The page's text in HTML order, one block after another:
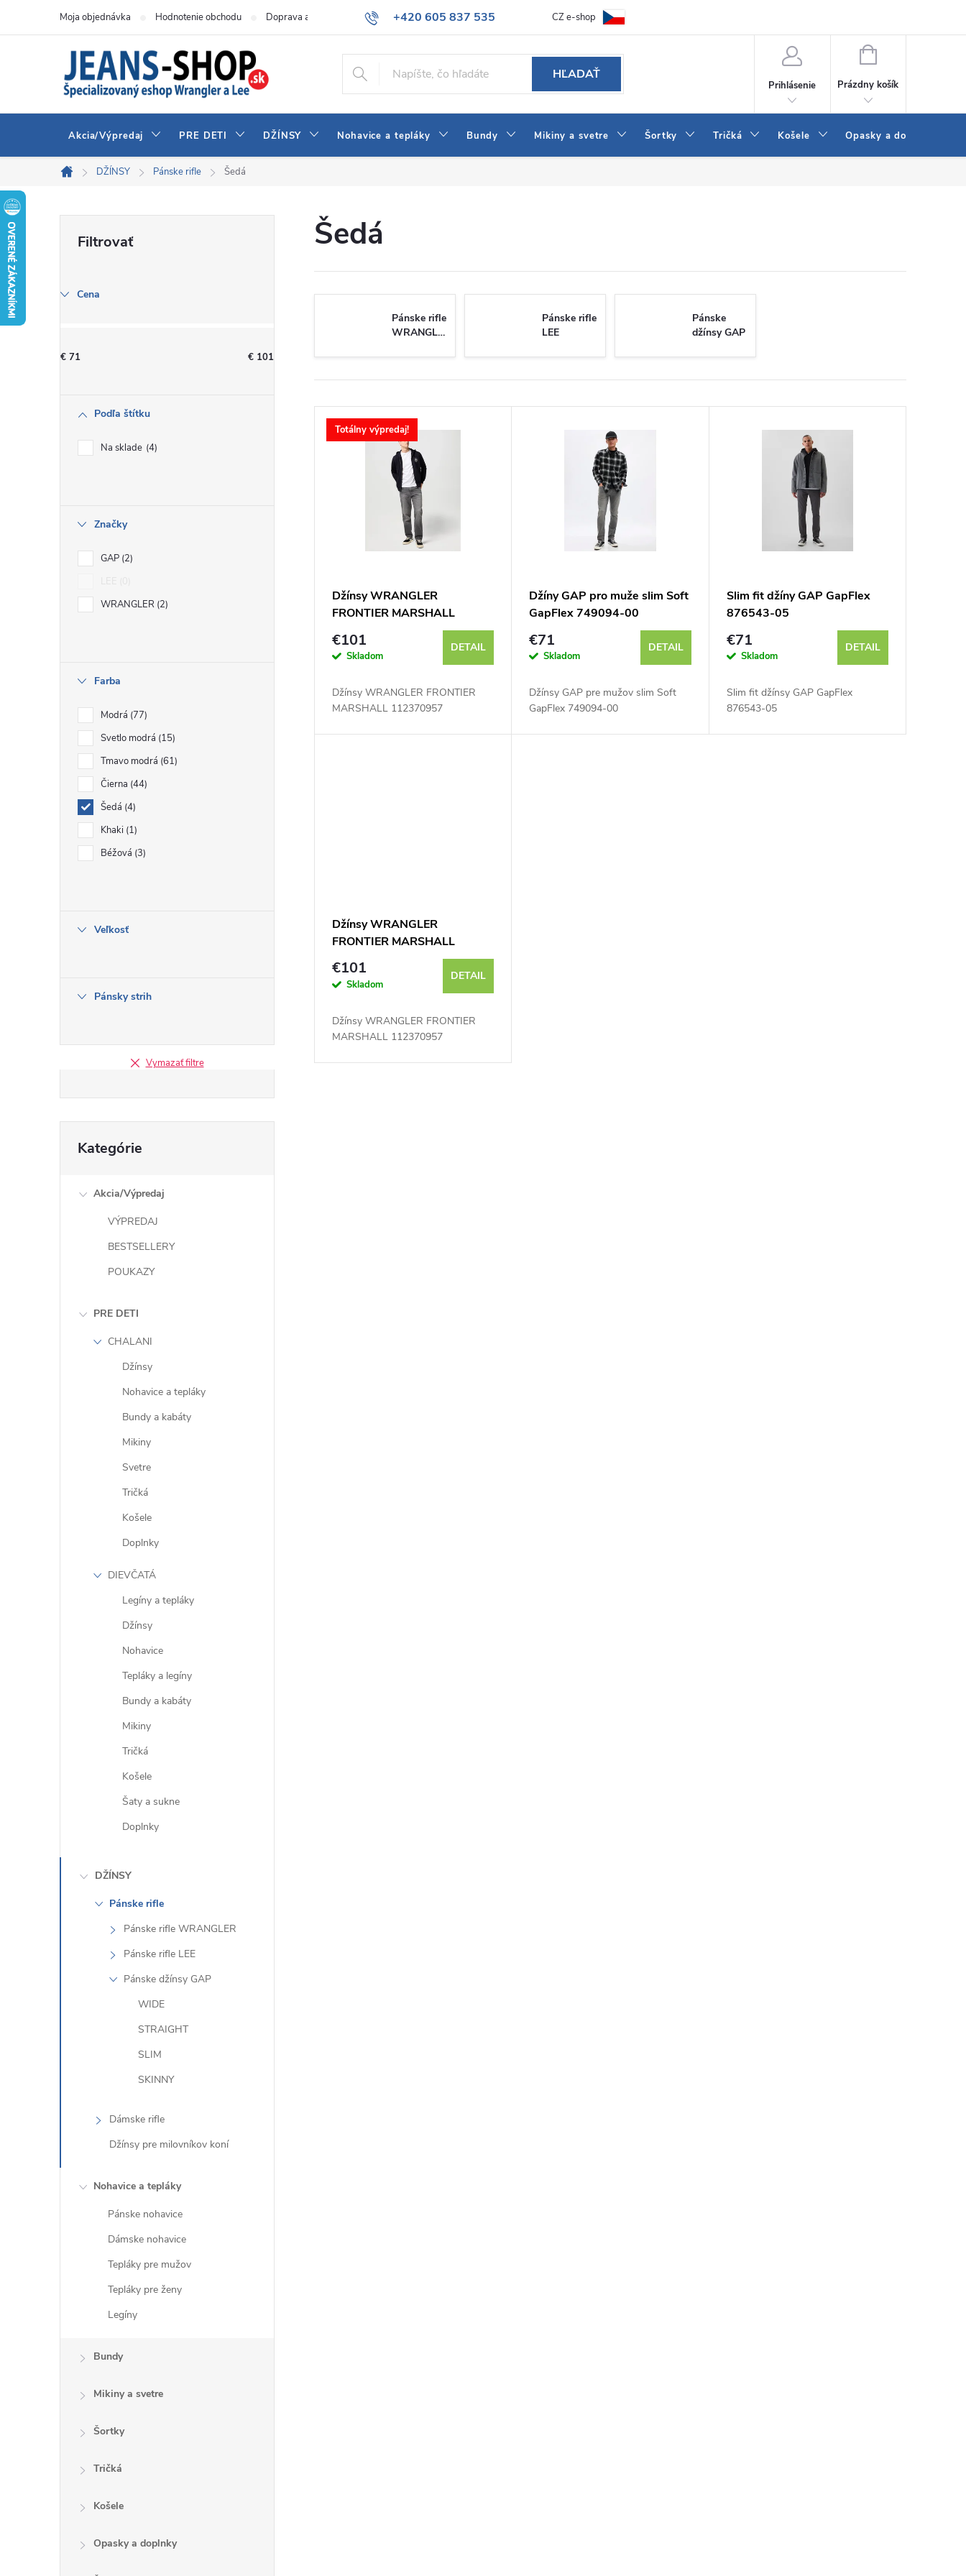
+420 605 837 535
info@jeans-shop.sk
Moja objednávka Hodnotenie obchodu Doprava a platba Všeobecné obchodné podmienky Ako vybrať džínsy Wrangler a LEE
CZ e-shop
HĽADAŤ
Prihlásenie
NÁKUPNÝ
Prázdny košík
Akcia/Výpredaj PRE DETI DŽÍNSY Nohavice a tepláky Bundy Mikiny a svetre Šortky Tričká Košele Opasky a doplnky
Domov
DŽÍNSY Pánske rifle Šedá
č Cena
€ 71 € 101
Podľa štítku
Na sklade 4
Značky
GAP 2
WRANGLER 2
Farba
Modrá 77
Svetlo modrá 15
Tmavo modrá 61
Čierna 44
Šedá 4
Khaki 1
Béžová 3
Veľkosť
Pánsky strih
Vymazať filtre
kategórie
Kategórie
Akcia/Výpredaj
VÝPREDAJ
BESTSELLERY
POUKAZY
PRE DETI
CHALANI
Džínsy
Nohavice a tepláky
Bundy a kabáty
Mikiny
Svetre
Tričká
Košele
Doplnky
DIEVČATÁ
Legíny a tepláky
Džínsy
Nohavice
Tepláky a legíny
Bundy a kabáty
Mikiny
Tričká
Košele
Šaty a sukne
Doplnky
DŽÍNSY
Pánske rifle
Pánske rifle WRANGLER
Pánske rifle LEE
Pánske džínsy GAP
WIDE
STRAIGHT
SLIM
SKINNY
Dámske rifle
Džínsy pre milovníkov koní
Nohavice a tepláky
Pánske nohavice
Dámske nohavice
Tepláky pre mužov
Tepláky pre ženy
Legíny
Bundy
Mikiny a svetre
Šortky
Tričká
Košele
Opasky a doplnky
Šedá
Pánske rifle
WRANGLER
Pánske rifle
LEE
Pánske
džínsy GAP
V
u
Totálny výpredaj!
Džínsy WRANGLER
FRONTIER MARSHALL
112370957 - výpredaj
€101
Skladom
DETAIL
Džínsy WRANGLER FRONTIER
MARSHALL 112370957
Džíny GAP pro muže slim Soft
GapFlex 749094-00
€71
Skladom
DETAIL
Džínsy GAP pre mužov slim Soft
GapFlex 749094-00
Slim fit džíny GAP GapFlex
876543-05
€71
Skladom
DETAIL
Slim fit džínsy GAP GapFlex
876543-05
Džínsy WRANGLER
FRONTIER MARSHALL
112370957
€101
Skladom
DETAIL
Džínsy WRANGLER FRONTIER
MARSHALL 112370957